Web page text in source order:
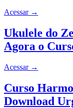
Acessar →
Ukulele do
Agora o
Acessar →
Curso
Download